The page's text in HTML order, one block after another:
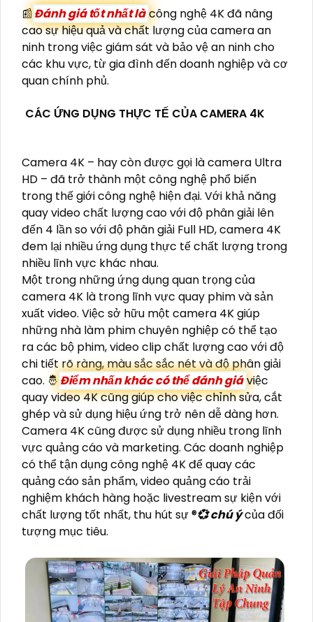
📰 Đánh giá tốt nhất làcông nghệ 4K đã nâng
cao sự hiệu quả và chất lượng của camera an
ninh trong việc giám sát và bảo vệ an ninh cho
các khu vực, từ gia đình đến doanh nghiệp và cơ
quan chính phủ.
CÁC ỨNG DỤNG THỰC TẾ CỦA CAMERA 4K
Camera 4K – hay còn được gọi là camera Ultra
HD – đã trở thành một công nghệ phổ biến
trong thế giới công nghệ hiện đại. Với khả năng
quay video chất lượng cao với độ phân giải lên
đến 4 lần so với độ phân giải Full HD, camera 4K
đem lại nhiều ứng dụng thực tế chất lượng trong
nhiều lĩnh vực khác nhau.
Một trong những ứng dụng quan trọng của
camera 4K là trong lĩnh vực quay phim và sản
xuất video. Việc sở hữu một camera 4K giúp
những nhà làm phim chuyên nghiệp có thể tạo
ra các bộ phim, video clip chất lượng cao với độ
chi tiết rõ ràng, màu sắc sắc nét và độ phân giải
cao. 🤴 Điểm nhấn khác có thể đánh giáviệc
quay video 4K cũng giúp cho việc chỉnh sửa, cắt
ghép và sử dụng hiệu ứng trở nên dễ dàng hơn.
Camera 4K cũng được sử dụng nhiều trong lĩnh
vực quảng cáo và marketing. Các doanh nghiệp
có thể tận dụng công nghệ 4K để quay các
quảng cáo sản phẩm, video quảng cáo trải
nghiệm khách hàng hoặc livestream sự kiện với
chất lượng tốt nhất, thu hút sự ®️💞 chú ýcủa đối
tượng mục tiêu.